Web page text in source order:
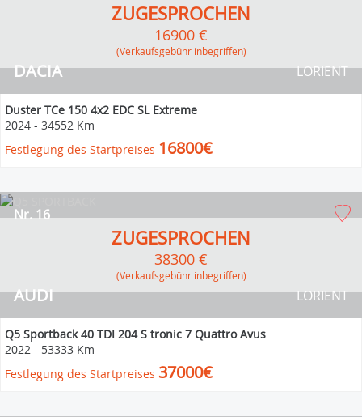
DACIA LORIENT
ZUGESPROCHEN
16900 €
(Verkaufsgebühr inbegriffen)
Duster TCe 150 4x2 EDC SL Extreme
2024 - 34552 Km
Festlegung des Startpreises 16800€
AUDI
Nr. 16
LORIENT
ZUGESPROCHEN
38300 €
(Verkaufsgebühr inbegriffen)
Q5 Sportback 40 TDI 204 S tronic 7 Quattro Avus
2022 - 53333 Km
Festlegung des Startpreises 37000€